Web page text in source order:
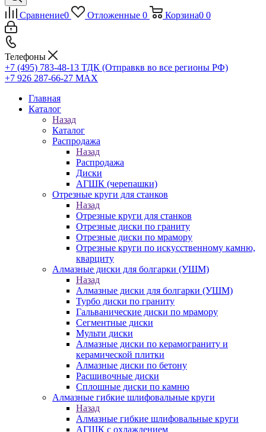
Сравнение0 Отложенные 0 Корзина0 0
Телефоны
+7 (495) 783-48-13 ТДК (Отправкв во все регионы РФ)
+7 926 287-66-27 МАХ
Главная
Каталог
Назад
Каталог
Распродажа
Назад
Распродажа
Диски
АГШК (черепашки)
Отрезные круги для станков
Назад
Отрезные круги для станков
Отрезные диски по граниту
Отрезные диски по мрамору
Отрезные круги по искусственному камню,
кварциту
Алмазные диски для болгарки (УШМ)
Назад
Алмазные диски для болгарки (УШМ)
Турбо диски по граниту
Гальванические диски по мрамору
Сегментные диски
Мульти диски
Алмазные диски по керамограниту и
керамической плитки
Алмазные диски по бетону
Расшивочные диски
Сплошные диски по камню
Алмазные гибкие шлифовальные круги
Назад
Алмазные гибкие шлифовальные круги
АГШК с охлаждением